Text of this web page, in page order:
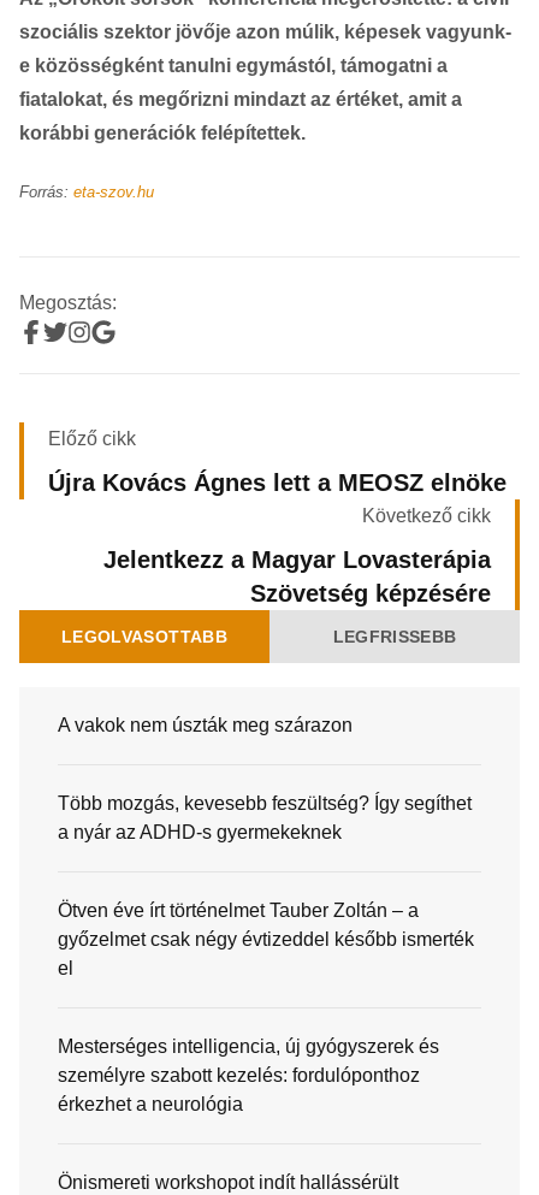
szociális szektor jövője azon múlik, képesek vagyunk-
e közösségként tanulni egymástól, támogatni a
fiatalokat, és megőrizni mindazt az értéket, amit a
korábbi generációk felépítettek.
Forrás: eta-szov.hu
Megosztás:
Előző cikk
Újra Kovács Ágnes lett a MEOSZ elnöke
Következő cikk
Jelentkezz a Magyar Lovasterápia
Szövetség képzésére
LEGOLVASOTTABB LEGFRISSEBB
A vakok nem úszták meg szárazon
Több mozgás, kevesebb feszültség? Így segíthet
a nyár az ADHD-s gyermekeknek
Ötven éve írt történelmet Tauber Zoltán – a
győzelmet csak négy évtizeddel később ismerték
el
Mesterséges intelligencia, új gyógyszerek és
személyre szabott kezelés: fordulóponthoz
érkezhet a neurológia
Önismereti workshopot indít hallássérült